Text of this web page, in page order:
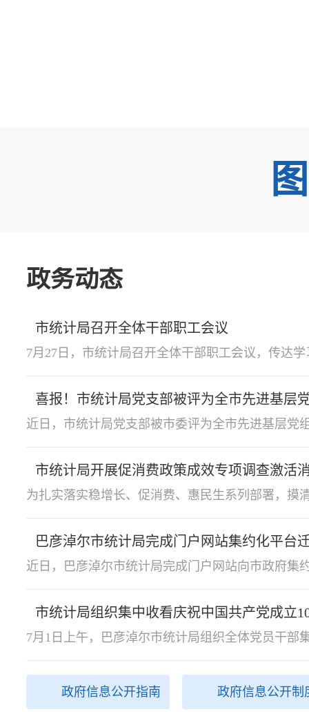
政务动态
市统计局召开全体干部职工会议
喜报！市统计局党支部被评为全市先进基层
巴彦淖尔市统计局完成门户网站集约化平台